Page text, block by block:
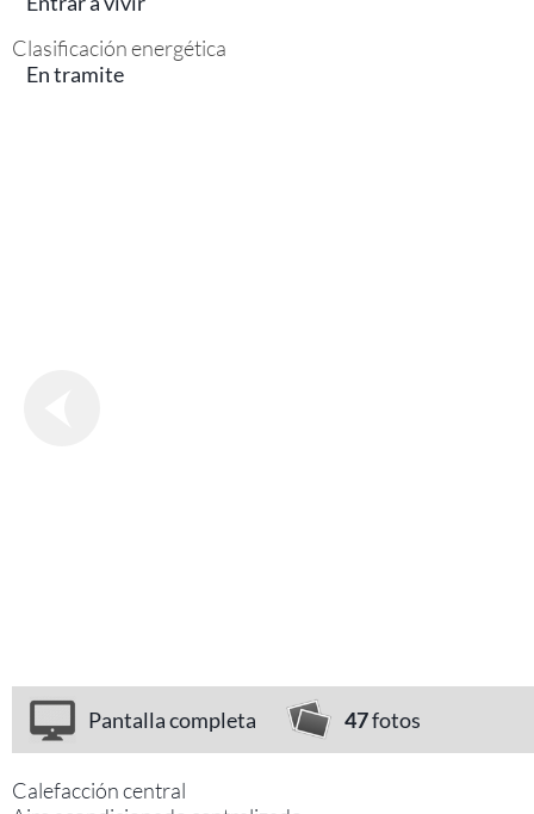
Clasificación energética
En tramite
Pantalla completa 47fotos
Calefacción central